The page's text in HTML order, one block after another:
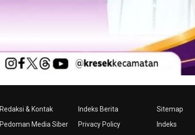
Redaksi & Kontak
Pedoman Media Siber
Indeks Berita
Privacy Policy
Sitemap
Indeks